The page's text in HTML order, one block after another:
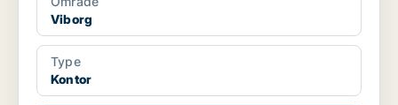
Viborg
Type
Kontor